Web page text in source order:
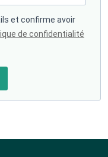
et confirme avoir
de confidentialité